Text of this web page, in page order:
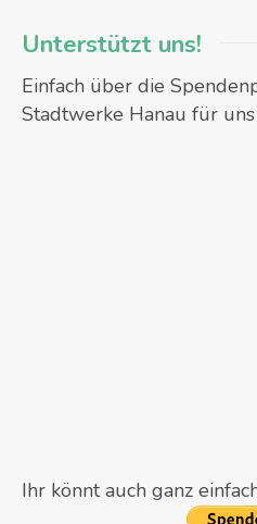
Unterstützt uns!
Einfach über die
Stadtwerke Hanau für
Ihr könnt auch ganz